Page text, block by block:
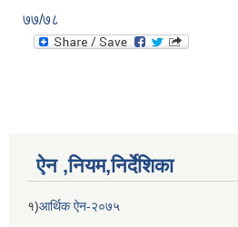
७७/७८
ऐन ,नियम,निर्देशिका
१)आर्थिक ऐन-२०७५